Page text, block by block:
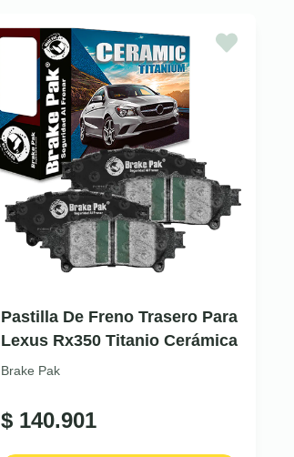
Pastilla De Freno Trasero Para
Lexus Rx350 Titanio Cerámica
Brake Pak
$ 140.901